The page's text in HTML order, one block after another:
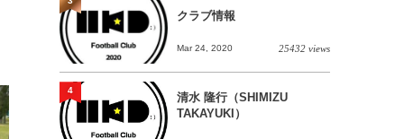
クラブ情報
Mar 24, 2020 25432 views
清水 隆行（SHIMIZU
TAKAYUKI）
4